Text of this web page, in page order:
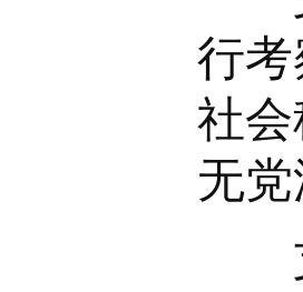
行
社
无
支